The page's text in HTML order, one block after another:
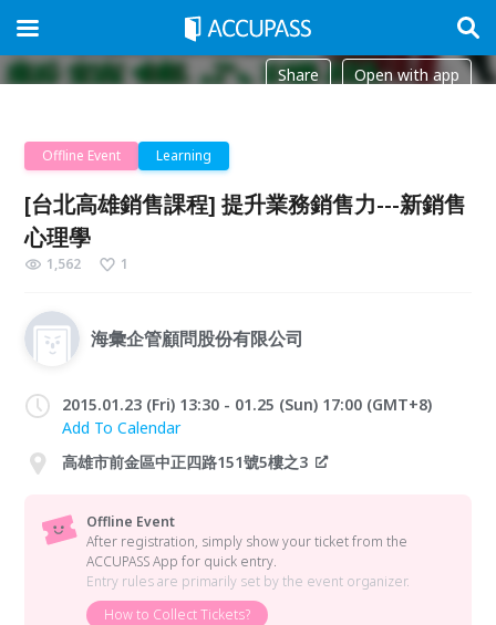
Share Open with app
Offline Event Learning
[台北高雄銷售課程] 提升業務銷售力---新銷售
心理學
1,562 1
海彙企管顧問股份有限公司
2015.01.23 (Fri) 13:30 - 01.25 (Sun) 17:00 (GMT+8)
Add To Calendar
高雄市前金區中正四路151號5樓之3
Offline Event
After registration, simply show your ticket from the
ACCUPASS App for quick entry.
Entry rules are primarily set by the event organizer.
How to Collect Tickets?